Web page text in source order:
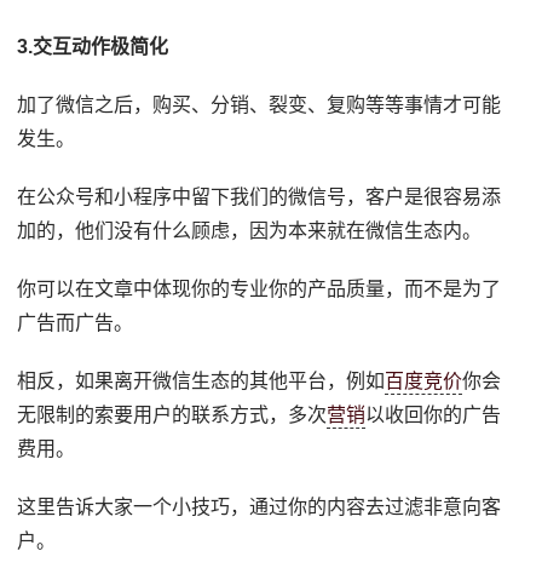
3.交互动作极简化
加了微信之后，购买、分销、裂变、复购等等事情才可能
发生。
在公众号和小程序中留下我们的微信号，客户是很容易添
加的，他们没有什么顾虑，因为本来就在微信生态内。
你可以在文章中体现你的专业你的产品质量，而不是为了
广告而广告。
相反，如果离开微信生态的其他平台，例如百度竞价你会
无限制的索要用户的联系方式，多次营销以收回你的广告
费用。
这里告诉大家一个小技巧，通过你的内容去过滤非意向客
户。